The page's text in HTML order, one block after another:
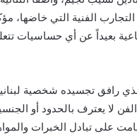
الفنية التي خاضها،
بعيداً عن أي حساسيات
رافق تجسيده شخصية
لا يعترف بالحدود أو
قامت على تبادل الخبرات